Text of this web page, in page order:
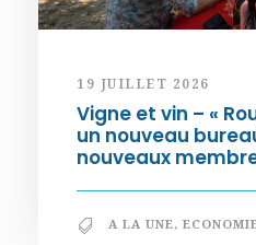
19 JUILLET 2026
Vigne et vin – «
un nouveau
nouveaux
A LA UNE,